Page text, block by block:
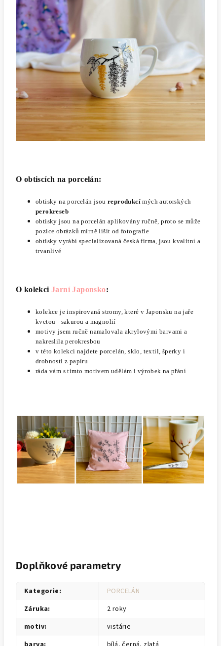
O obtiscích na porcelán:
obtisky na porcelán jsou reprodukcí mých autorských
perokreseb
obtisky jsou na porcelán aplikovány ručně, proto se může
pozice obrázků mírně lišit od fotografie
obtisky vyrábí specializovaná česká firma, jsou kvalitní a
trvanlivé
O kolekciJarní Japonsko:
kolekce je inspirovaná stromy, které v Japonsku na jaře
kvetou - sakurou a magnolií
motivy jsem ručně namalovala akrylovými barvami a
nakreslila perokresbou
v této kolekci najdete porcelán, sklo, textil, šperky i
drobnosti z papíru
ráda vám s tímto motivem udělám i výrobek na přání
Doplňkové parametry
Kategorie:
PORCELÁN
Záruka:
2 roky
motiv:
vistárie